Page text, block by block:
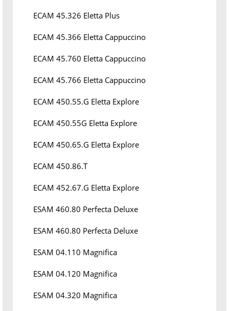
ECAM 45.326 Eletta Plus
ECAM 45.366 Eletta Cappuccino
ECAM 45.760 Eletta Cappuccino
ECAM 45.766 Eletta Cappuccino
ECAM 450.55.G Eletta Explore
ECAM 450.55G Eletta Explore
ECAM 450.65.G Eletta Explore
ECAM 450.86.T
ECAM 452.67.G Eletta Explore
ESAM 460.80 Perfecta Deluxe
ESAM 460.80 Perfecta Deluxe
ESAM 04.110 Magnifica
ESAM 04.120 Magnifica
ESAM 04.320 Magnifica